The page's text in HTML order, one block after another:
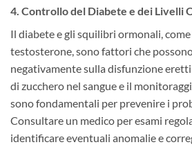
4. Controllo del Diabete e dei Livelli
Il diabete e gli squilibri ormonali, come
testosterone, sono fattori che
negativamente sulla disfunzione
di zucchero nel sangue e il
sono fondamentali per prevenire i
Consultare un medico per esami
identificare eventuali anomalie e